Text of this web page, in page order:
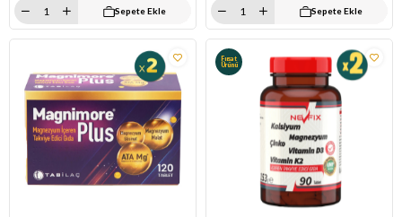
Sepete Ekle Sepete Ekle
Fırsat
Ürünü